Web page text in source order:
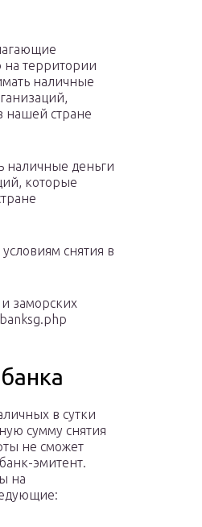
на территории
наличные
нашей стране
наличные деньги
которые
снятия в
заморских
в сутки
сумму снятия
не сможет
эмитент.
на